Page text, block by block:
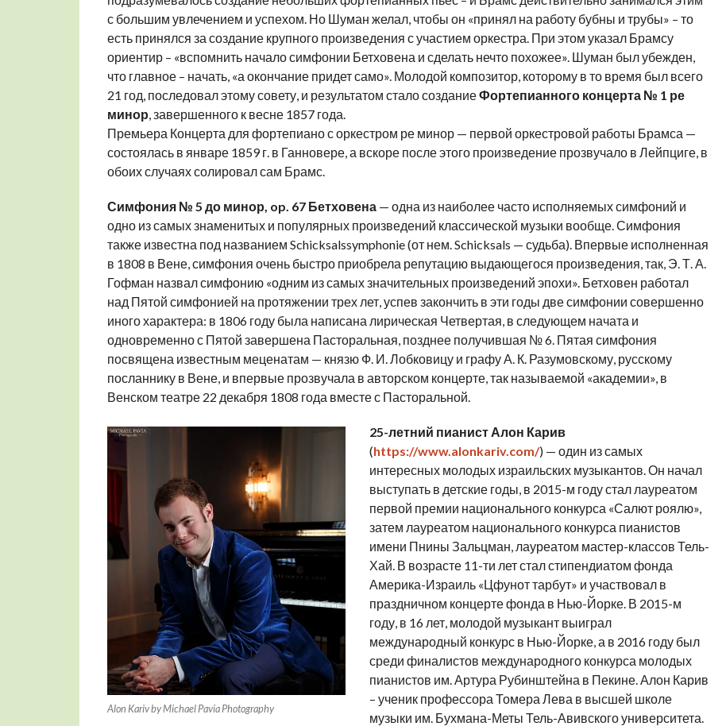
с большим увлечением и успехом. Но Шуман желал, чтобы он «принял на работу бубны и трубы» – то
есть принялся за создание крупного произведения с участием оркестра. При этом указал Брамсу
ориентир – «вспомнить начало симфонии Бетховена и сделать нечто похожее». Шуман был убежден,
что главное – начать, «а окончание придет само». Молодой композитор, которому в то время был всего
21 год, последовал этому совету, и результатом стало созданиеФортепианного концерта № 1 ре
минор, завершенного к весне 1857 года.
Премьера Концерта для фортепиано с оркестром ре минор — первой оркестровой работы Брамса —
состоялась в январе 1859 г. в Ганновере, а вскоре после этого произведение прозвучало в Лейпциге, в
обоих случаях солировал сам Брамс.
Симфония № 5 до минор, op. 67 Бетховена— одна из наиболее часто исполняемых симфоний и
одно из самых знаменитых и популярных произведений классической музыки вообще. Симфония
также известна под названием Schicksalssymphonie (от нем. Schicksals — судьба). Впервые исполненная
в 1808 в Вене, симфония очень быстро приобрела репутацию выдающегося произведения, так, Э. Т. А.
Гофман назвал симфонию «одним из самых значительных произведений эпохи». Бетховен работал
над Пятой симфонией на протяжении трех лет, успев закончить в эти годы две симфонии совершенно
иного характера: в 1806 году была написана лирическая Четвертая, в следующем начата и
одновременно с Пятой завершена Пасторальная, позднее получившая № 6. Пятая симфония
посвящена известным меценатам — князю Ф. И. Лобковицу и графу А. К. Разумовскому, русскому
посланнику в Вене, и впервые прозвучала в авторском концерте, так называемой «академии», в
Венском театре 22 декабря 1808 года вместе с Пасторальной.
Alon Kariv by Michael Pavia Photography
25-летний пианист Алон Карив
(https://www.alonkariv.com/) — один из самых
интересных молодых израильских музыкантов. Он начал
выступать в детские годы, в 2015-м году стал лауреатом
первой премии национального конкурса «Салют роялю»,
затем лауреатом национального конкурса пианистов
имени Пнины Зальцман, лауреатом мастер-классов Тель-
Хай. В возрасте 11-ти лет стал стипендиатом фонда
Америка-Израиль «Цфунот тарбут» и участвовал в
праздничном концерте фонда в Нью-Йорке. В 2015-м
году, в 16 лет, молодой музыкант выиграл
международный конкурс в Нью-Йорке, а в 2016 году был
среди финалистов международного конкурса молодых
пианистов им. Артура Рубинштейна в Пекине. Алон Карив
– ученик профессора Томера Лева в высшей школе
музыки им. Бухмана-Меты Тель-Авивского университета.